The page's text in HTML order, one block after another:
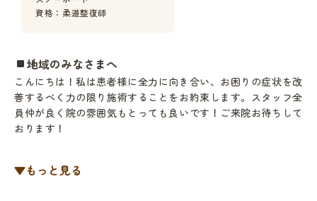
資格：柔道整復師
地域のみなさまへ
こんにちは！私は患者様に全力に向き合い、お困りの症状を改
善するべく力の限り施術することをお約束します。スタッフ全
員仲が良く院の雰囲気もとっても良いです！ご来院お待ちして
おります！
▼もっと見る